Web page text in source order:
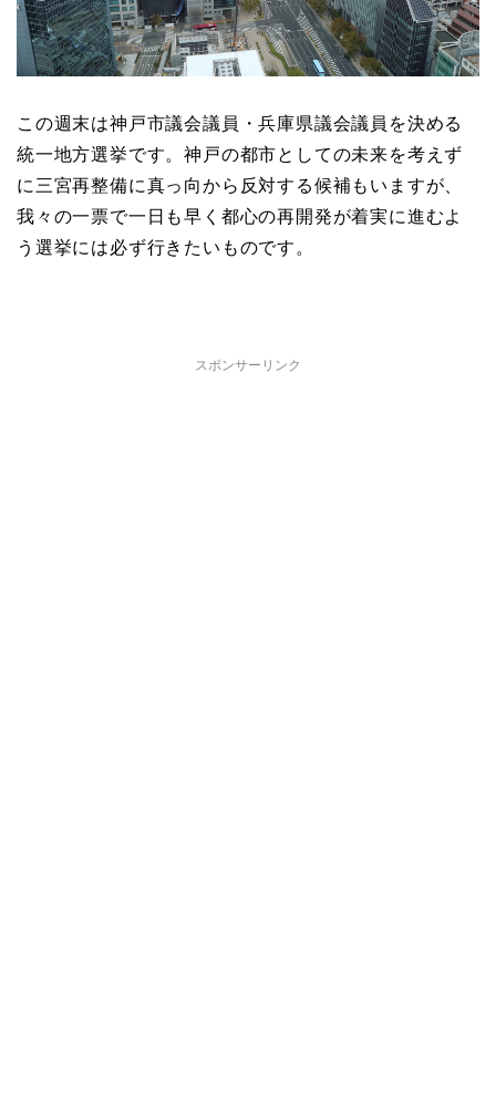
この週末は神戸市議会議員・兵庫県議会議員を決める
統一地方選挙です。神戸の都市としての未来を考えず
に三宮再整備に真っ向から反対する候補もいますが、
我々の一票で一日も早く都心の再開発が着実に進むよ
う選挙には必ず行きたいものです。
スポンサーリンク